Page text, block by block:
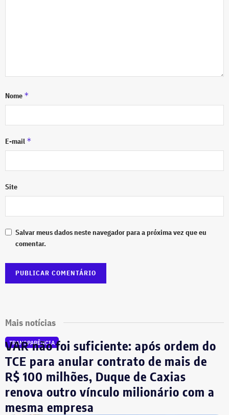
Nome *
E-mail *
Site
Salvar meus dados neste navegador para a próxima vez que eu
comentar.
Mais notícias
TRANSPARÊNCIA
VAR não foi suficiente: após ordem do
TCE para anular contrato de mais de
R$ 100 milhões, Duque de Caxias
renova outro vínculo milionário com a
mesma empresa